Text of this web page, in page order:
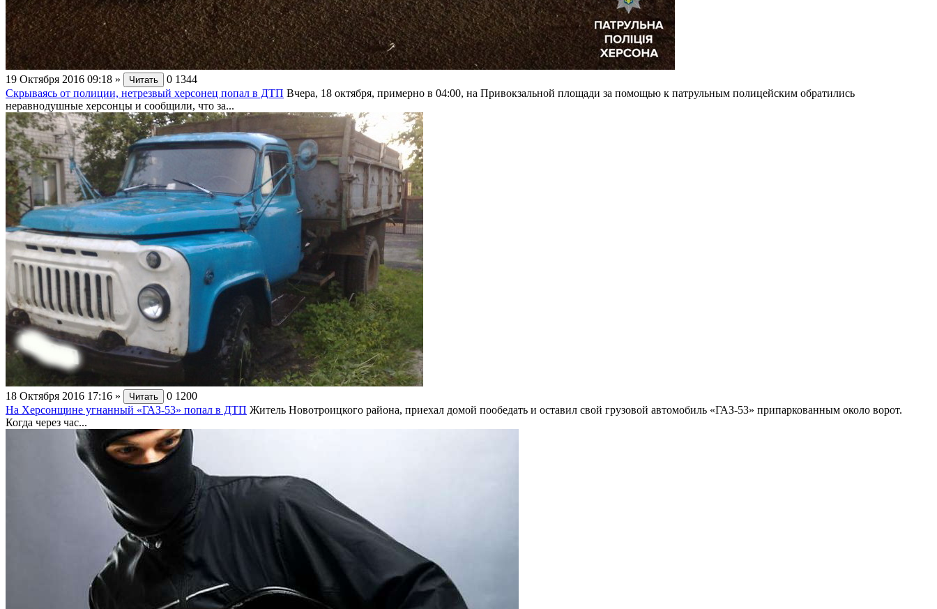
19 Октября 2016 09:18 » Читать 0 1344
Скрываясь от полиции, нетрезвый херсонец попал в ДТП Вчера, 18 октября, примерно в 04:00, на Привокзальной площади за помощью к патрульным полицейским обратились
неравнодушные херсонцы и сообщили, что за...
18 Октября 2016 17:16 » Читать 0 1200
На Херсонщине угнанный «ГАЗ-53» попал в ДТП Житель Новотроицкого района, приехал домой пообедать и оставил свой грузовой автомобиль «ГАЗ-53» припаркованным около ворот.
Когда через час...